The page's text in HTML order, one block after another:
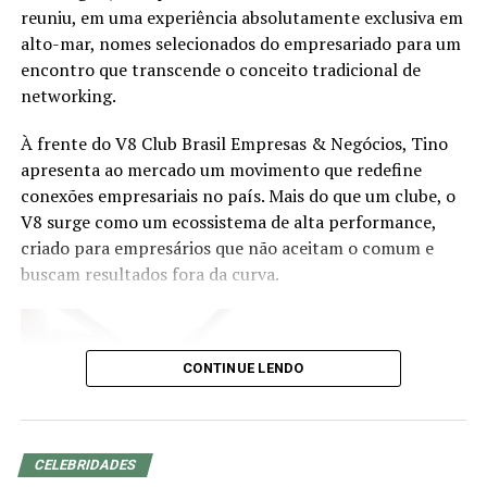
abordará como o desenvolvimento de novas
competências pode preparar os profissionais para atuar
em segmentos estratégicos da economia brasileira e
acompanhar a evolução das demandas dos investidores.
Eduardo Vanin, Estrategista Sênior de Agricultura da
Marex e Analista do Complexo Soja, abordará o cenário
atual do agronegócio, as oportunidades que o setor abre
para assessores de investimento, os movimentos de
mercado que impactam investidores e como os
profissionais podem ampliar as conversas com seus
agrícolas e derivativos, Vanin atende atualmente
grandes fundos de investimento no Brasil e na China,
agronegócio.
reuniu, em uma experiência absolutamente exclusiva em
alto-mar, nomes selecionados do empresariado para um
encontro que transcende o conceito tradicional de
networking.
À frente do V8 Club Brasil Empresas & Negócios, Tino
apresenta ao mercado um movimento que redefine
conexões empresariais no país. Mais do que um clube, o
V8 surge como um ecossistema de alta performance,
criado para empresários que não aceitam o comum e
buscam resultados fora da curva.
CONTINUE LENDO
CELEBRIDADES